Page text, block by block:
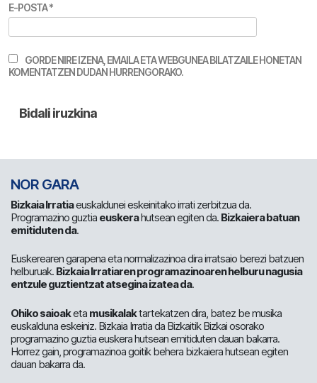
E-POSTA*
GORDE NIRE IZENA, EMAILA ETA WEBGUNEA BILATZAILE HONETAN
KOMENTATZEN DUDAN HURRENGORAKO.
NOR GARA
Bizkaia Irratiaeuskaldunei eskeinitako irrati zerbitzua da.
Programazino guztia euskerahutsean egiten da. Bizkaiera batuan
emitiduten da.
Euskerearen garapena eta normalizazinoa dira irratsaio berezi batzuen
helburuak. Bizkaia Irratiaren programazinoaren helburu nagusia
entzule guztientzat atsegina izatea da.
Ohiko saioaketa musikalaktartekatzen dira, batez be musika
euskalduna eskeiniz. Bizkaia Irratia da Bizkaitik Bizkai osorako
programazino guztia euskera hutsean emitiduten dauan bakarra.
Horrez gain, programazinoa goitik behera bizkaiera hutsean egiten
dauan bakarra da.